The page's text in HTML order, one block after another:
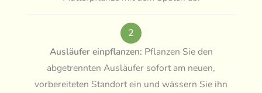
2
Ausläufer einpflanzen: Pflanzen Sie den
abgetrennten Ausläufer sofort am neuen,
vorbereiteten Standort ein und wässern Sie ihn